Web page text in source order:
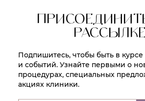
РАССЫЛКЕ
Подпишитесь, чтобы быть в курсе
и событий. Узнайте первыми о
процедурах, специальных
акциях клиники.